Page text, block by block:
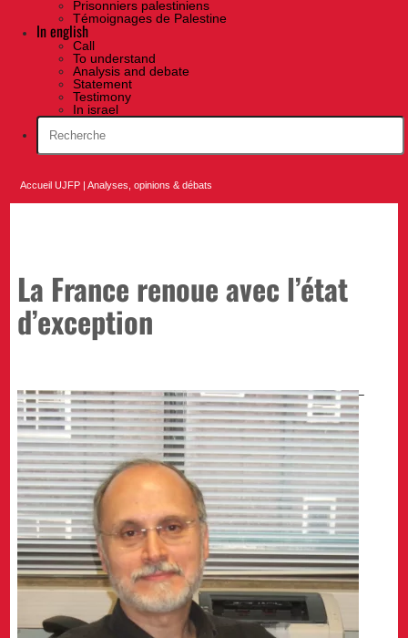
Prisonniers palestiniens
Témoignages de Palestine
In english
Call
To understand
Analysis and debate
Statement
Testimony
In israel
Accueil UJFP |Analyses, opinions & débats
La France renoue avec l’état
d’exception